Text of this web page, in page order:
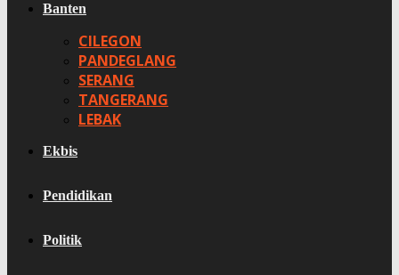
Banten
CILEGON
PANDEGLANG
SERANG
TANGERANG
LEBAK
Ekbis
Pendidikan
Politik